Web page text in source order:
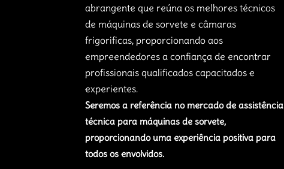
abrangente que reúna os melhores técnicos
de máquinas de sorvete e câmaras
frigorificas, proporcionando aos
empreendedores a confiança de encontrar
profissionais qualificados capacitados e
experientes.
Seremos a referência no mercado de assistência
técnica para máquinas de sorvete,
proporcionando uma experiência positiva para
todos os envolvidos.